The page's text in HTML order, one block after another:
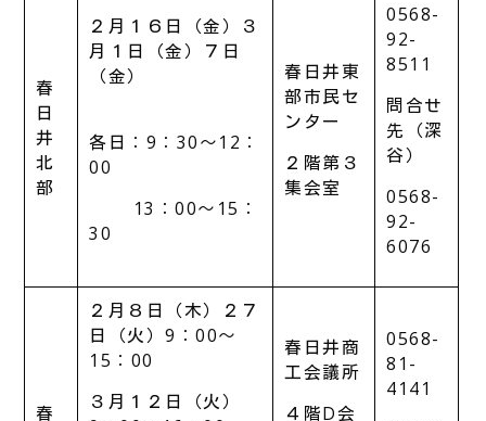
春
日
井
北
部
２月１６日（金）３
月１日（金）７日
（金）
各日：9：30～12：
00
13：00～15：
30
春日井東
部市民セ
ンター
２階第３
集会室
0568-
92-
8511
問合せ
先（深
谷）
0568-
92-
6076
春
２月８日（木）２７
日（火）9：00～
15：00
３月１２日（火）
春日井商
工会議所
４階D会
0568-
81-
4141